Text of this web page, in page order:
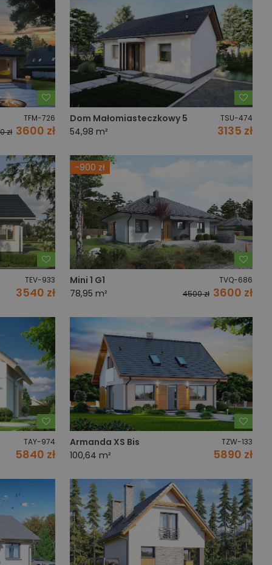
TFM-726
zł 3600 zł
Dom Małomiasteczkowy 5
TSU-474
54,98 m² 3135 zł
TEV-933
3540 zł
Dodaj do ulubionych
-900 zł
Mini 1 G1 TVQ-686
78,95 m² 4500 zł 3600 zł
TAY-974
5840 zł
Dodaj do ulubionych
Armanda XS Bis
TZW-133
100,64 m² 5890 zł